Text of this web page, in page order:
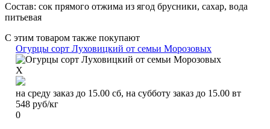
Состав: сок прямого отжима из ягод брусники, сахар, вода
питьевая
С этим товаром также покупают
Огурцы сорт Луховицкий от семьи Морозовых
X
на среду заказ до 15.00 сб, на субботу заказ до 15.00 вт
548 руб/кг
0